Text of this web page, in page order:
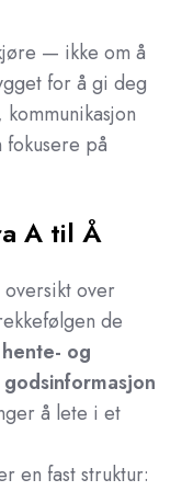
— ikke om å
for å gi deg
på
A til Å
over
de
hente- og
godsinformasjon
å lete i et
en fast struktur: